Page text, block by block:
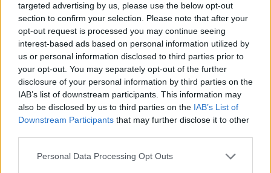
targeted advertising by us, please use the below opt-out
section to confirm your selection. Please note that after your
opt-out request is processed you may continue seeing
interest-based ads based on personal information utilized by
us or personal information disclosed to third parties prior to
your opt-out. You may separately opt-out of the further
disclosure of your personal information by third parties on the
IAB’s list of downstream participants. This information may
also be disclosed by us to third parties on the IAB’s List of
Downstream Participants that may further disclose it to other
Personal Data Processing Opt Outs
2026. augusztus 07., péntek
Ismét jegyezhetők a Fidelis
államkötvények, akár 7,5
százalékos kamattal